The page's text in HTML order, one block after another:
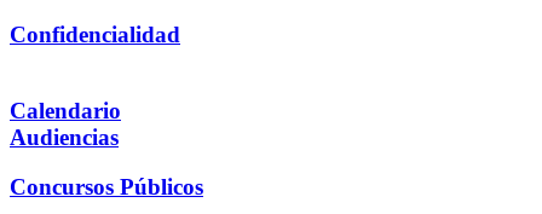
Confidencialidad
Calendario
Audiencias
Concursos Públicos